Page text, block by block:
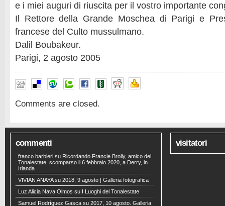
e i miei auguri di riuscita per il vostro importante
Il Rettore della Grande Moschea di Parigi e
francese del Culto mussulmano.
Dalil Boubakeur.
Parigi, 2 agosto 2005
Comments are closed.
commenti
franco barbieri su Ricordando Francie Brolly, amico del
Tonalestate, scomparso il 6 febbraio 2020, a Derry, in
Irlanda
VIVIAN ANAYAsu 2018, 9 agosto | Galleria fotografica
Luz Alicia Nava Olmos su I Luoghi del Tonalestate
Samuel Rodríguez Gasca su 2017, 10 agosto. Galleria
visitatori